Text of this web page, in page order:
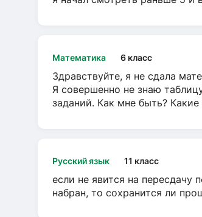
Математика 6 класс
Здравствуйте, я не сдала
Я совершенно не знаю
заданий. Как мне быть?
Русский язык 11 класс
если не явится на пересдачу
набран, то сохранится ли